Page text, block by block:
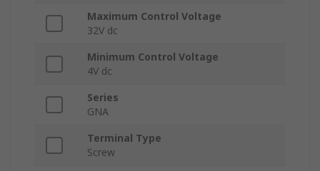
Maximum Control Voltage
32V dc
Minimum Control Voltage
4V dc
Series
GNA
Terminal Type
Screw